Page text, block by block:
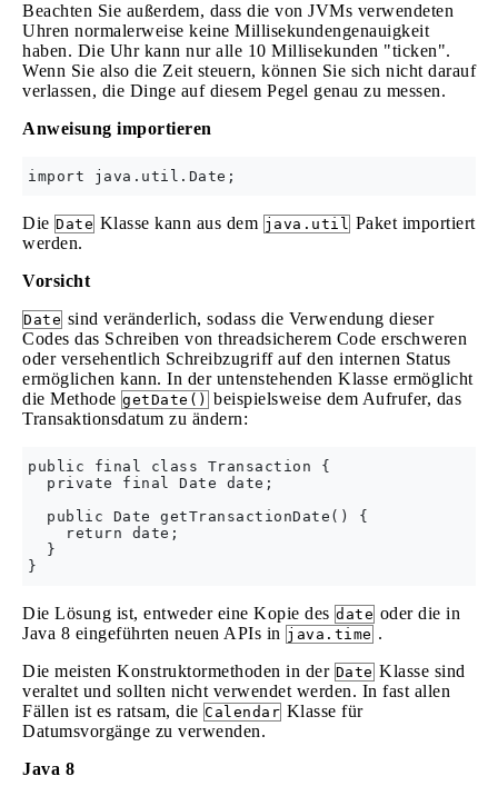
Beachten Sie außerdem, dass die von JVMs verwendeten
Uhren normalerweise keine Millisekundengenauigkeit
haben. Die Uhr kann nur alle 10 Millisekunden "ticken".
Wenn Sie also die Zeit steuern, können Sie sich nicht darauf
verlassen, die Dinge auf diesem Pegel genau zu messen.
Anweisung importieren
Die Date Klasse kann aus dem java.util Paket importiert
werden.
Vorsicht
Date sind veränderlich, sodass die Verwendung dieser
Codes das Schreiben von threadsicherem Code erschweren
oder versehentlich Schreibzugriff auf den internen Status
ermöglichen kann. In der untenstehenden Klasse ermöglicht
die Methode getDate() beispielsweise dem Aufrufer, das
Transaktionsdatum zu ändern:
public final class Transaction {
  private final Date date;
  public Date getTransactionDate() {
    return date;
  }
Die Lösung ist, entweder eine Kopie des date oder die in
Java 8 eingeführten neuen APIs in java.time .
Die meisten Konstruktormethoden in der Date Klasse sind
veraltet und sollten nicht verwendet werden. In fast allen
Fällen ist es ratsam, die Calendar Klasse für
Datumsvorgänge zu verwenden.
Java 8